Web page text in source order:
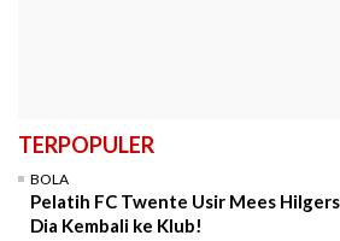
TERPOPULER
BOLA
Pelatih FC Twente Usir Mees
Dia Kembali ke Klub!